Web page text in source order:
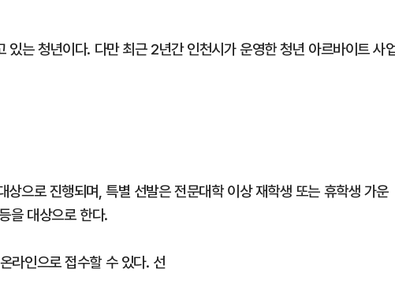
있는 청년이다. 다만 최근 2년간 인천시가 운영한 청년 아르바이트 사
으로 진행되며, 특별 선발은 전문대학 이상 재학생 또는 휴학생 가운
을 대상으로 한다.
라인으로 접수할 수 있다. 선